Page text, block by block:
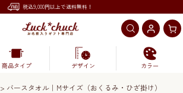
税込9,000円以上で送料無料！
商品タイプ デザイン カラー
> バースタオル｜Mサイズ（おくるみ・ひざ掛け）